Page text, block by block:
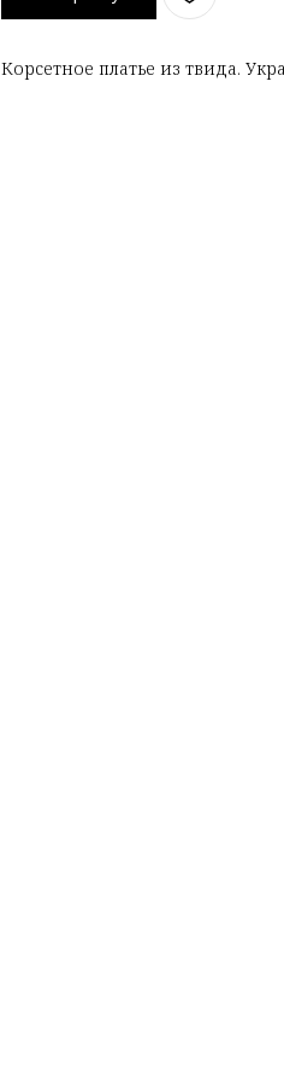
Корсетное платье из твида.